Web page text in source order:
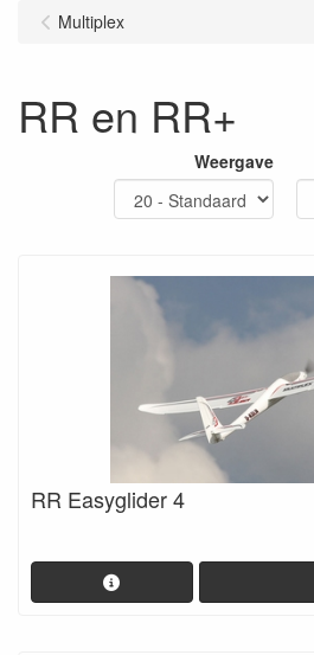
Multiplex
RR en RR+
Weergave
RR Easyglider 4